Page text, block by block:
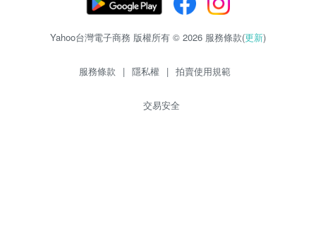
Yahoo台灣電子商務 版權所有 © 2026 服務條款(更新)
服務條款 | 隱私權 | 拍賣使用規範
交易安全